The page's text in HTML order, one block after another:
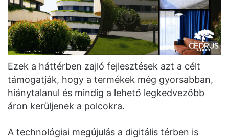
Ezek a háttérben zajló fejlesztések azt a célt
támogatják, hogy a termékek még gyorsabban,
hiánytalanul és mindig a lehető legkedvezőbb
áron kerüljenek a polcokra.
A technológiai megújulás a digitális térben is